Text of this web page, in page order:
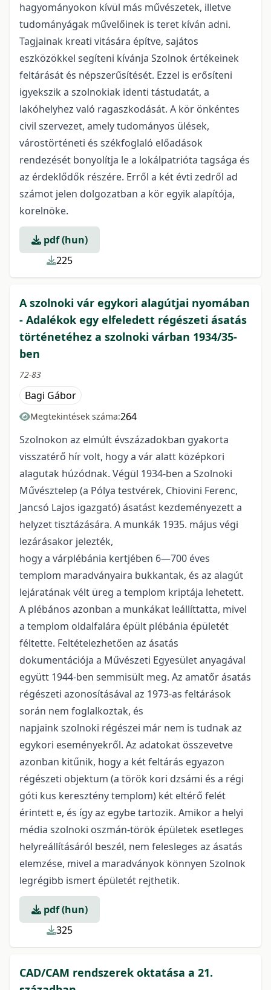
hagyományokon kívül más művészetek, illetve
tudományágak művelőinek is teret kíván adni.
Tagjainak kreati vitására építve, sajátos
eszközökkel segíteni kívánja Szolnok értékeinek
feltárását és népszerűsítését. Ezzel is erősíteni
igyekszik a szolnokiak identi tástudatát, a
lakóhelyhez való ragaszkodását. A kör önkéntes
civil szervezet, amely tudományos ülések,
várostörténeti és székfoglaló előadások
rendezését bonyolítja le a lokálpatrióta tagsága és
az érdeklődők részére. Erről a két évti zedről ad
számot jelen dolgozatban a kör egyik alapítója,
korelnöke.
pdf (hun)
225
A szolnoki vár egykori alagútjai nyomában
- Adalékok egy elfeledett régészeti ásatás
történetéhez a szolnoki várban 1934/35-
ben
72-83
Bagi Gábor
Megtekintések száma:264
Szolnokon az elmúlt évszázadokban gyakorta
visszatérő hír volt, hogy a vár alatt középkori
alagutak húzódnak. Végül 1934-ben a Szolnoki
Művésztelep (a Pólya testvérek, Chiovini Ferenc,
Jancsó Lajos igazgató) ásatást kezdeményezett a
helyzet tisztázására. A munkák 1935. május végi
lezárásakor jelezték,
hogy a várplébánia kertjében 6—700 éves
templom maradványaira bukkantak, és az alagút
lejáratának vélt üreg a templom kriptája lehetett.
A plébános azonban a munkákat leállíttatta, mivel
a templom oldalfalára épült plébánia épületét
féltette. Feltételezhetően az ásatás
dokumentációja a Művészeti Egyesület anyagával
együtt 1944-ben semmisült meg. Az amatőr ásatás
régészeti azonosításával az 1973-as feltárások
során nem foglalkoztak, és
napjaink szolnoki régészei már nem is tudnak az
egykori eseményekről. Az adatokat összevetve
azonban kitűnik, hogy a két feltárás egyazon
régészeti objektum (a török kori dzsámi és a régi
góti kus keresztény templom) két eltérő felét
érintett e, és így az egybe tartozik. Amikor a helyi
média szolnoki oszmán-török épületek esetleges
helyreállításáról beszél, nem felesleges az ásatás
elemzése, mivel a maradványok könnyen Szolnok
legrégibb ismert épületét rejthetik.
pdf (hun)
325
CAD/CAM rendszerek oktatása a 21.